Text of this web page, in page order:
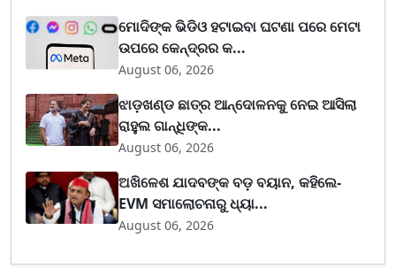
ମୋଦିଙ୍କ ଭିଡିଓ ହଟାଇବା ଘଟଣା ପରେ ମେଟା
ଉପରେ କେନ୍ଦ୍ରର କ...
August 06, 2026
ଝାଡ଼ଖଣ୍ଡ ଛାତ୍ର ଆନ୍ଦୋଳନକୁ ନେଇ ଆସିଲା
ରାହୁଲ ଗାନ୍ଧିଙ୍କ...
August 06, 2026
ଅଖିଳେଶ ଯାଦବଙ୍କ ବଡ଼ ବୟାନ, କହିଲେ-
EVM ସମାଲୋଚନାରୁ ଧ୍ୟା...
August 06, 2026